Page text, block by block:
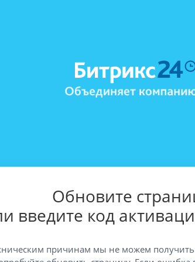
Обновите
введите код
причинам мы не можем получить